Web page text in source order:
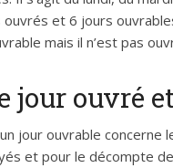
et 6 jours
mais il n’est pas
jour ouvré
jour ouvrable concerne
et pour le décompte